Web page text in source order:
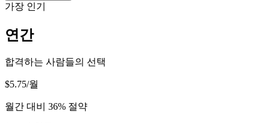
가장 인기
연간
합격하는 사람들의 선택
$5.75/월
월간 대비 36% 절약